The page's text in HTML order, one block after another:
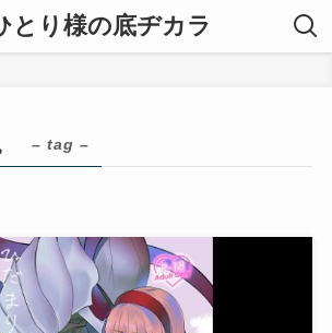
とり様の底ヂカラ
– tag –